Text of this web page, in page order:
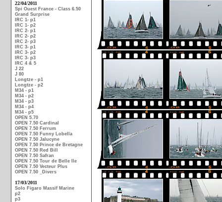
22/04/2011
Spi Ouest France - Class 6.50
Grand Surprise
IRC 1- p1
IRC 1- p2
IRC 2- p1
IRC 2- p2
IRC 2- p3
IRC 3- p1
IRC 3- p2
IRC 3- p3
IRC 4 & 5
J 22
J 80
Longtze - p1
Longtze - p2
M34 - p1
M34 - p2
M34 - p3
M34 - p4
M34 - p5
OPEN 5.70
OPEN 7.50 Cardinal
OPEN 7.50 Ferrum
OPEN 7.50 Funny Lobella
OPEN 7.50 Jalucyne
OPEN 7.50 Prince de Bretagne
OPEN 7.50 Red Bill
OPEN 7.50 Safran
OPEN 7.50 Tour de Belle Ile
OPEN 7.50 Vecteur Plus
OPEN 7.50 _Divers
17/03/2011
Solo Figaro Massif Marine
p2
p3